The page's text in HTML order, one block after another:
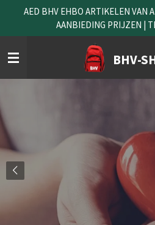
naar
de
hoofdinhoud
BHV-
AED BHV EHBO ARTIKELEN VAN
AANBIEDING PRIJZEN |